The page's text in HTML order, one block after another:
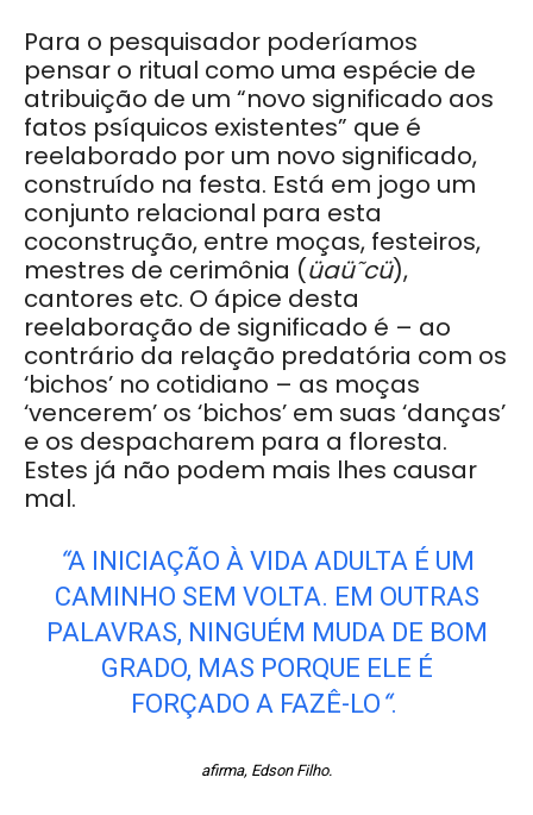
Para o pesquisador poderíamos
pensar o ritual como uma espécie de
atribuição de um “novo significado aos
fatos psíquicos existentes” que é
reelaborado por um novo significado,
construído na festa. Está em jogo um
conjunto relacional para esta
coconstrução, entre moças, festeiros,
mestres de cerimônia (üaü˜cü),
cantores etc. O ápice desta
reelaboração de significado é – ao
contrário da relação predatória com os
‘bichos’ no cotidiano – as moças
‘vencerem’ os ‘bichos’ em suas ‘danças’
e os despacharem para a floresta.
Estes já não podem mais lhes causar
mal.
“A INICIAÇÃO À VIDA ADULTA É UM
CAMINHO SEM VOLTA. EM OUTRAS
PALAVRAS, NINGUÉM MUDA DE BOM
GRADO, MAS PORQUE ELE É
FORÇADO A FAZÊ-LO “.
afirma, Edson Filho.